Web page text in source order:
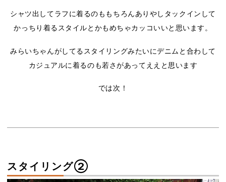
シャツ出してラフに着るのももちろんありやしタックインして
かっちり着るスタイルとかもめちゃカッコいいと思います。
みらいちゃんがしてるスタイリングみたいにデニムと合わして
カジュアルに着るのも若さがあってええと思います
では次！
スタイリング➁